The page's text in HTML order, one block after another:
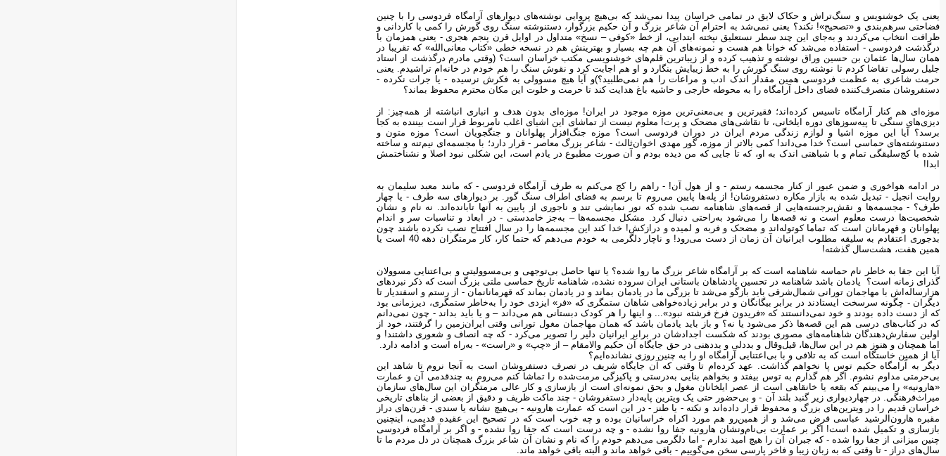
یعنی یک خوشنویس و سنگ‌تراش و حکاک لایق در تمامی خراسان پیدا نمی‌شد که بی‌هیچ پروایی نوشته‌های دیوارهای آرامگاه فردوسی را با چنین
فضاحتی سرهم‌بندی و «تصحیح»! نکند؟ یعنی نمی‌شد به احترام آن شاعر بزرگ و آن حکیم بزرگوار، دستنوشته سنگ روی گورش را کمی با کاردانی و
ظرافت انتخاب می‌کردند و به‌جای این چند سطر نستعلیق نپخته ابتدایی، از خط «کوفی – نسخ» متداول در اوایل قرن پنجم هجری - یعنی همزمان با
درگذشت فردوسی - استفاده می‌شد که خوانا هم هست و نمونه‌های آن هم چه بسیار و بهترینش هم در نسخه خطی «کتاب معانی‌الله» که تقریبا در
همان سال‌ها عثمان بن حسین وراق نوشته و تذهیب کرده و از زیبا‌ترین قلم‌های خوشنویسی مکتب خراسان است؟ (وقتی مادرم درگذشت از استاد
جلیل رسولی تقاضا کردم تا نوشته روی سنگ گورش را به خط زیبایش بنگارد و او هم اجابت کرد و نقوش سنگ را هم خودم در خانه‌ام تراشیدم. یعنی
حرمت شاعری به عظمت فردوسی همین مقدار اندک ادب و مراعات را هم نمی‌طلبید؟)و آیا هیچ مسوولی به فکرش نرسیده - یا جرات نکرده -
دستفروشان متصرف‌کننده فضای داخل آرامگاه را به محوطه خارجی و حاشیه باغ هدایت کند تا حرمت و خلوت این مکان محترم محفوظ بماند؟
موزه‌ای هم کنار آرامگاه تاسیس کرده‌اند؛ فقیرترین و بی‌معنی‌ترین موزه موجود در ایران! موزه‌ای بدون هدف و انباری انباشته از همه‌چیز: از
دیزی‌های سنگی تا پیه‌سوزهای دوره ایلخانی، تا نقاشی‌های مضحک و پرت! معلوم نیست از تماشای این اشیای اغلب نامربوط قرار است بیننده به کجا
برسد؟ آیا این موزه اشیا و لوازم زندگی مردم ایران در دوران فردوسی است؟ موزه جنگ‌افزار پهلوانان و جنگجویان است؟ موزه متون و
دستنوشته‌های حماسی است؟ خدا می‌داند! کمی بالاتر از موزه، گور مهدی اخوان‌ثالث - شاعر بزرگ معاصر - قرار دارد؛ با مجسمه‌ای نیم‌تنه و ساخته
شده با کج‌سلیقگی تمام و با شباهتی اندک به او، که تا جایی که من دیده بودم و آن صورت مطبوع در یادم است، این شکلی نبود اصلا و نشناختمش
ابدا!
در ادامه هواخوری و ضمن عبور از کنار مجسمه رستم - و از هول آن! - راهم را کج می‌کنم به طرف آرامگاه فردوسی - که مانند معبد سلیمان به
روایت انجیل - تبدیل شده به بازار مکاره دستفروشان! از پله‌ها پایین می‌روم تا برسم به فضای اطراف سنگ گور. بر دیوار‌های سه طرف - یا چهار
طرف؟ - مجسمه‌ها و نقش‌برجسته‌هایی از قصه‌های شاهنامه نصب شده که نور نمایشی تند و ناجوری از پایین به آنها تابانده‌اند. نه نام و نشان
شخصیت‌ها درست معلوم است و نه قصه‌ها را می‌شود به‌راحتی دنبال کرد. مشکل مجسمه‌ها – به‌جز خامدستی - در ابعاد و تناسبات سر و اندام
پهلوانان و قهرمانان است که تماما کوتوله‌اند و مضحک و فربه و لمیده و درازکش! خدا کند این مجسمه‌ها را در سال افتتاح نصب نکرده باشند چون
بدجوری اعتقادم به سلیقه مطلوب ایرانیان آن زمان از دست می‌رود! و ناچار دلگرمی به خودم می‌دهم که حتما کار، کار مرمتگران دهه 40 است یا
همین هفت، هشت‌سال گذشته!
آیا این جفا به خاطر نام حماسه شاهنامه است که بر آرامگاه شاعر بزرگ ما روا شده؟ یا تنها حاصل بی‌توجهی و بی‌مسوولیتی و بی‌اعتنایی مسوولان
گذرای زمانه است؟ یادمان باشد شاهنامه در تحسین پادشاهان باستانی ایران سروده نشده، شاهنامه تاریخ حماسی ملتی بزرگ است که ذکر نبردهای
‌هزارساله‌اش با مهاجمان تورانی شمال‌شرقی باید بازگو می‌شد تا بزرگی ما در یادمان بماند و در یادمان بماند که قهرمانانمان - از رستم و اسفندیار تا
دیگران - چگونه سرسخت ایستادند در برابر بیگانگان و در برابر زیاده‌خواهی شاهان ستمگری که «فر» ایزدی خود را به‌خاطر ستمگری، دیرزمانی بود
که از دست داده بودند و خود نمی‌دانستند که «فریدون فرخ فرشته نبود»... و اینها را هر کودک دبستانی هم می‌داند – و یا باید بداند - چون نمی‌دانم
که در کتاب‌های درسی هم این قصه‌ها ذکر می‌شود یا نه؟ و باز باید یادمان باشد که همان مهاجمان مغول تورانی وقتی ایران‌زمین را گرفتند، خود از
اولین سفارش‌دهندگان شاهنامه‌های مصوری بودند که شکست اجدادشان در برابر ایرانیان دلیر را تصویر می‌کرد - که چه انصاف و شعوری داشتند! و
اما همچنان و هنوز هم در این سال‌ها، قیل‌وقال و بددلی و بددهنی در حق جایگاه آن حکیم والامقام – از «چپ» و «راست» - به‌راه است و ادامه دارد.
آیا از همین خاستگاه است که به تلافی و با بی‌اعتنایی آرامگاه او را به چنین روزی نشانده‌ایم؟
دیگر به آرامگاه حکیم توس پا نخواهم گذاشت. عهد کرده‌ام تا وقتی که آن جایگاه شریف در تصرف دستفروشان است به آنجا نروم تا شاهد این
بی‌حرمتی مداوم نشوم. اگر هم گذارم به توس بیفتد و بخواهم بنایی به‌درستی و پاکیزگی مرمت‌شده را تماشا کنم می‌روم به چندقدمی آن و عمارت
«هارونیه» را می‌بینم که بقعه یا خانقاهی است از عصر ایلخانان مغول و بحق نمونه‌ای است از بازسازی و کار عالی مرمتگران این سال‌های سازمان
میراث‌فرهنگی. در چهاردیواری زیر گنبد بلند آن - و بی‌حضور حتی یک ویترین پایه‌دار دستفروشان - چند ماکت ظریف و دقیق از بعضی از بناهای تاریخی
خراسان قدیم را در ویترین‌های بزرگ و محفوظ قرار داده‌اند و نکته - یا طنز - در این است که عمارت هارونیه - بی‌هیچ نشانه یا سندی - قرن‌های دراز
مقبره هارون‌الرشید عباسی فرض می‌شد و از همین‌رو هم مورد اکراه خراسانیان بوده و چه خوب است که در تصحیح این عقیده قدیمی، اینچنین
بازسازی و تکمیل شده است! اگر بر عمارت بی‌نام‌ونشان هارونیه جفا روا نشده - و چه درست است که جفا روا نشده - و اگر بر آرامگاه فردوسی
چنین میزانی از جفا روا شده - که جبران آن را هیچ امید ندارم - اما دلگرمی می‌دهم خودم را که نام و نشان آن شاعر بزرگ همچنان در دل مردم ما تا
سال‌های دراز - تا وقتی که به زبان زیبا و فاخر پارسی سخن می‌گوییم - باقی خواهد ماند و البته باقی خواهد ماند.